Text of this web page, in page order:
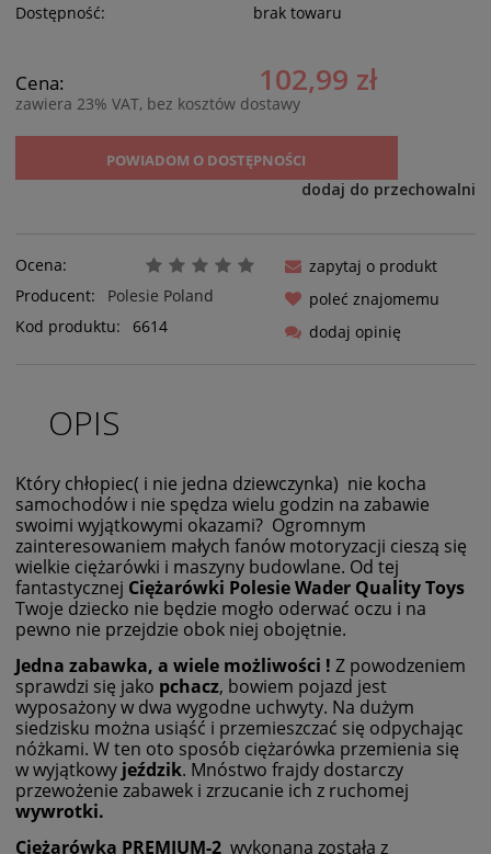
Dostępność: brak towaru
Cena: 102,99 zł
zawiera 23% VAT, bez kosztów dostawy
POWIADOM O DOSTĘPNOŚCI
dodaj do przechowalni
Ocena:
Producent:
Polesie Poland
Kod produktu:
6614
zapytaj o produkt
poleć znajomemu
dodaj opinię
OPIS
Który chłopiec( i nie jedna dziewczynka) nie kocha
samochodów i nie spędza wielu godzin na zabawie
swoimi wyjątkowymi okazami? Ogromnym
zainteresowaniem małych fanów motoryzacji cieszą się
wielkie ciężarówki i maszyny budowlane. Od tej
fantastycznej Ciężarówki Polesie Wader Quality Toys
Twoje dziecko nie będzie mogło oderwać oczu i na
pewno nie przejdzie obok niej obojętnie.
Jedna zabawka, a wiele możliwości ! Z powodzeniem
sprawdzi się jako pchacz, bowiem pojazd jest
wyposażony w dwa wygodne uchwyty. Na dużym
siedzisku można usiąść i przemieszczać się odpychając
nóżkami. W ten oto sposób ciężarówka przemienia się
w wyjątkowy jeździk. Mnóstwo frajdy dostarczy
przewożenie zabawek i zrzucanie ich z ruchomej
wywrotki.
Ciężarówka PREMIUM-2 wykonana została z